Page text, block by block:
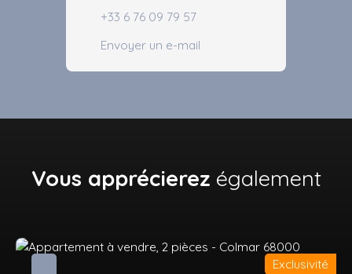
+33 6 76 09 79 57
Envoyer un e-mail
Vous apprécierez également
Exclusivité